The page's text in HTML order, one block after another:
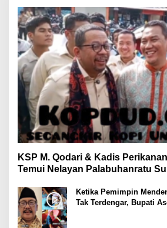
KSP M. Qodari & Kadis
Temui Nelayan Palabuhanratu
Ketika Pemimpin
Tak Terdengar, Bupati